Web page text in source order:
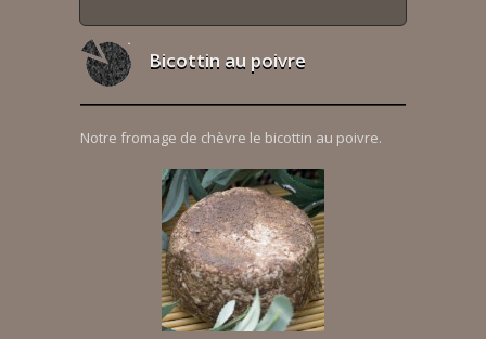
Bicottin au poivre
Notre fromage de chèvre le bicottin au poivre.